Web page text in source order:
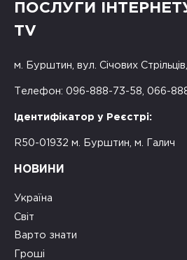
ПОСЛУГИ
TV
м. Бурштин, вул. Січових
Телефон: 096-888-73-58, 066-
Ідентифікатор у Реєстрі:
R50-01932 м. Бурштин, м. Галич
НОВИНИ
Україна
Світ
Варто знати
Гроші